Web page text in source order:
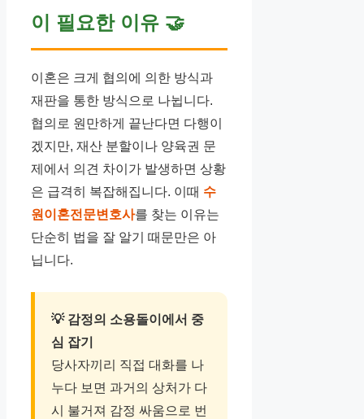
이 필요한 이유 🤝
이혼은 크게 협의에 의한 방식과
재판을 통한 방식으로 나뉩니다.
협의로 원만하게 끝난다면 다행이
겠지만, 재산 분할이나 양육권 문
제에서 의견 차이가 발생하면 상황
은 급격히 복잡해집니다. 이때 수
원이혼전문변호사를 찾는 이유는
단순히 법을 잘 알기 때문만은 아
닙니다.
💡 감정의 소용돌이에서 중
심 잡기
당사자끼리 직접 대화를 나
누다 보면 과거의 상처가 다
시 불거져 감정 싸움으로 번